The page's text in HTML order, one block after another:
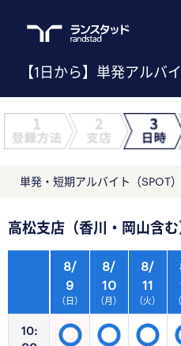
【1日から】単発アルバ
単発・短期アルバイト（SPOT
高松支店（香川・岡山含む
10:
8/
9
（日）
8/
10
（月）
8/
11
（火）